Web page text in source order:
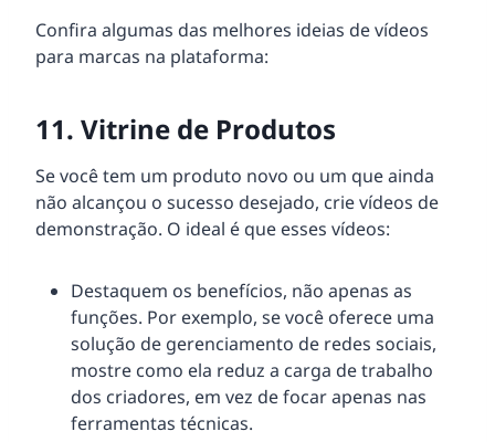
Confira algumas das melhores ideias de vídeos
para marcas na plataforma:
11. Vitrine de Produtos
Se você tem um produto novo ou um que ainda
não alcançou o sucesso desejado, crie vídeos de
demonstração. O ideal é que esses vídeos:
Destaquem os benefícios, não apenas as
funções. Por exemplo, se você oferece uma
solução de gerenciamento de redes sociais,
mostre como ela reduz a carga de trabalho
dos criadores, em vez de focar apenas nas
ferramentas técnicas.